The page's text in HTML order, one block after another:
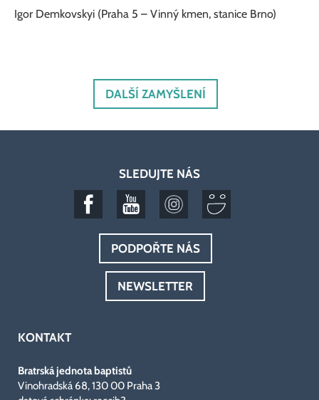
Igor Demkovskyi (Praha 5 – Vinný kmen, stanice Brno)
DALŠÍ ZAMYŠLENÍ
SLEDUJTE NÁS
PODPOŘTE NÁS
NEWSLETTER
KONTAKT
Bratrská jednota baptistů
Vinohradská 68, 130 00 Praha 3